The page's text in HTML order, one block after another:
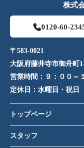
株式
0120-60-
〒583-0021
大阪府藤井寺市御舟町
営業時間： ９：００
定休日： 水曜日・祝日
トップページ
スタッフ